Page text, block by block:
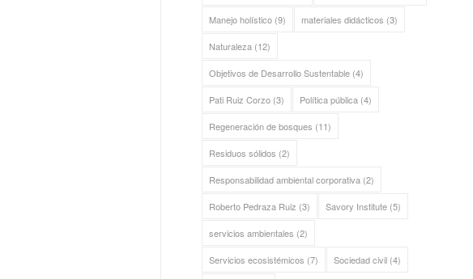
Manejo holístico (9) materiales didácticos (3)
Naturaleza (12)
Objetivos de Desarrollo Sustentable (4)
Pati Ruiz Corzo (3) Política pública (4)
Regeneración de bosques (11)
Residuos sólidos (2)
Responsabilidad ambiental corporativa (2)
Roberto Pedraza Ruiz (3) Savory Institute (5)
servicios ambientales (2)
Servicios ecosistémicos (7) Sociedad civil (4)